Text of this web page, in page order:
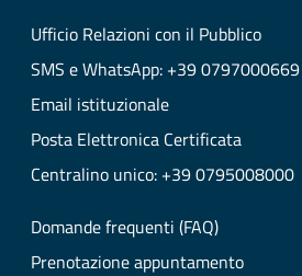
Ufficio Relazioni con il Pubblico
SMS e WhatsApp: +39 0797000669
Email istituzionale
Posta Elettronica Certificata
Centralino unico: +39 0795008000
Domande frequenti (FAQ)
Prenotazione appuntamento